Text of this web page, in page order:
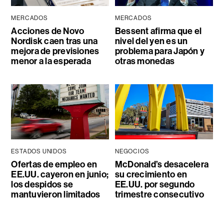
MERCADOS
Acciones de Novo
Nordisk caen tras una
mejora de previsiones
menor a la esperada
MERCADOS
Bessent afirma que el
nivel del yen es un
problema para Japón y
otras monedas
ESTADOS UNIDOS
Ofertas de empleo en
EE.UU. cayeron en junio;
los despidos se
mantuvieron limitados
NEGOCIOS
McDonald’s desacelera
su crecimiento en
EE.UU. por segundo
trimestre consecutivo